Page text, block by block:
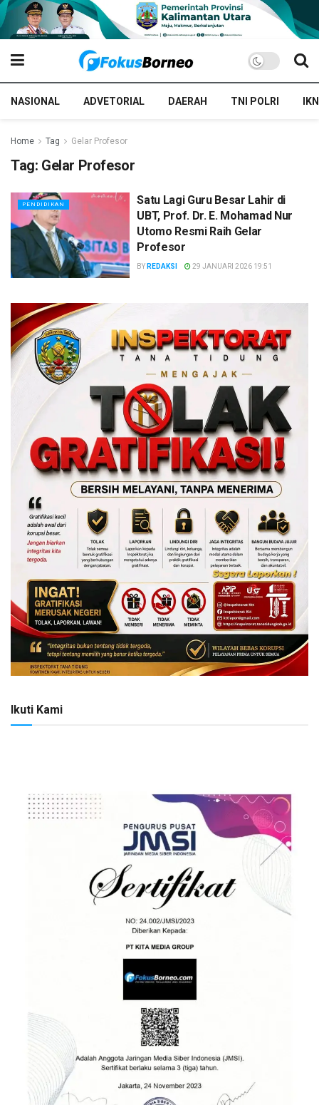
NASIONAL ADVETORIAL DAERAH TNI POLRI IKN
Home Tag Gelar Profesor
Tag: Gelar Profesor
PENDIDIKAN
Satu Lagi Guru Besar Lahir di
UBT, Prof. Dr. E. Mohamad Nur
Utomo Resmi Raih Gelar
Profesor
BY REDAKSI 29 JANUARI 2026 19:51
Ikuti Kami